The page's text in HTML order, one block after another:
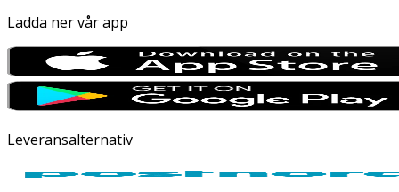
Ladda ner vår app
Leveransalternativ